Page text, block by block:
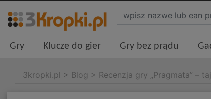
Gry Klucze do gier Gry bez prądu
3kropki.pl > Blog > Recenzja gry „Pragmata” –